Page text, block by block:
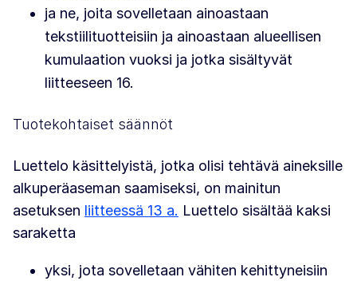
ja ne, joita sovelletaan ainoastaan
tekstiilituotteisiin ja ainoastaan alueellisen
kumulaation vuoksi ja jotka sisältyvät
liitteeseen 16.
Tuotekohtaiset säännöt
Luettelo käsittelyistä, jotka olisi tehtävä aineksille
alkuperäaseman saamiseksi, on mainitun
asetuksen liitteessä 13 a. Luettelo sisältää kaksi
saraketta
yksi, jota sovelletaan vähiten kehittyneisiin